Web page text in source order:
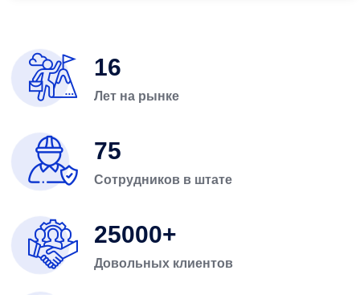
16
Лет на рынке
75
Сотрудников в штате
25000
Довольных клиентов